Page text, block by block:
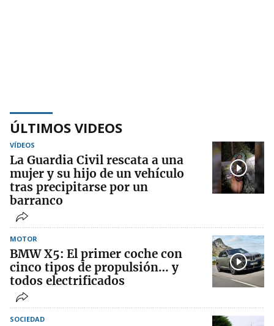
ÚLTIMOS VIDEOS
VÍDEOS
La Guardia Civil rescata a una
mujer y su hijo de un vehículo
tras precipitarse por un
barranco
MOTOR
BMW X5: El primer coche con
cinco tipos de propulsión… y
todos electrificados
SOCIEDAD